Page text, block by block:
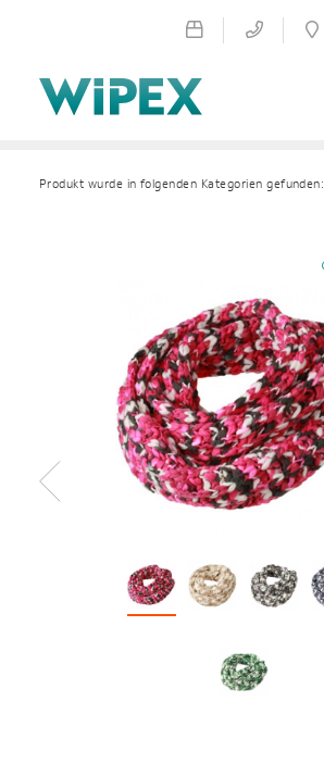
Produkt wurde in folgenden Kategorien gefunden:
Zurück